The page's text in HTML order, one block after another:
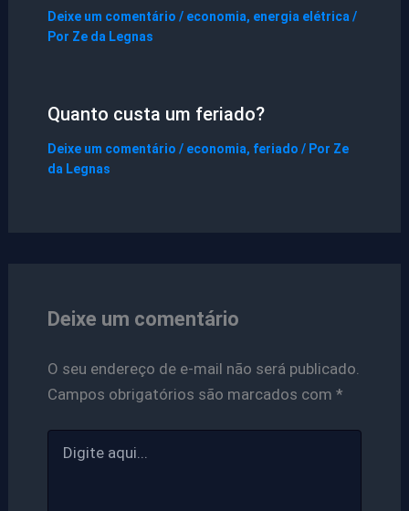
Deixe um comentário / economia, energia elétrica /
Por Ze da Legnas
Quanto custa um feriado?
Deixe um comentário / economia, feriado / Por Ze
da Legnas
Deixe um comentário
O seu endereço de e-mail não será publicado.
Campos obrigatórios são marcados com *
aqui...